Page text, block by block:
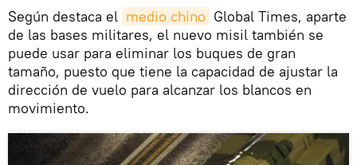
Según destaca el medio chino Global Times, aparte
de las bases militares, el nuevo misil también se
puede usar para eliminar los buques de gran
tamaño, puesto que tiene la capacidad de ajustar la
dirección de vuelo para alcanzar los blancos en
movimiento.